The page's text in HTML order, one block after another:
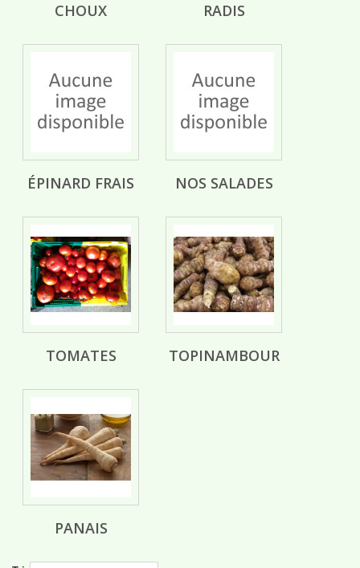
CHOUX RADIS
ÉPINARD FRAIS NOS SALADES
TOMATES TOPINAMBOUR
PANAIS